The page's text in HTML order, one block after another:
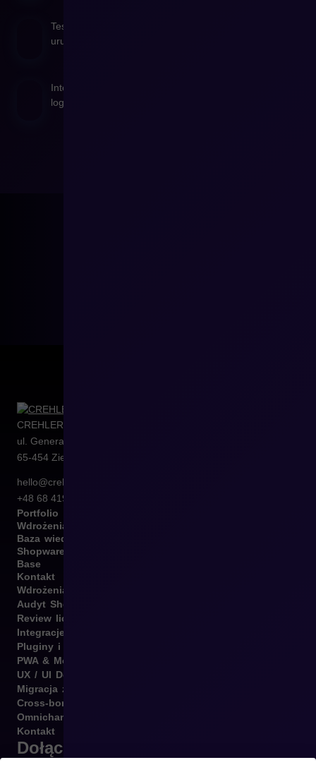
Testy ścieżek zakupowych i wsparcie przy
uruchomieniu
Integrację z lokalnymi marketplace’ami, systemami
logistycznymi i bramkami płatności
CREHLER Sp. z o.o.
ul. Generała Władysława Sikorskiego 4/120
65-454 Zielona Góra
hello@crehler.com
+48 68 419 94 50
Portfolio
Wdrożenia
Baza wiedzy
Shopware
Base
Kontakt
Wdrożenia B2B i B2C
Audyt Shopware
Review licencji Shopware
Integracje Shopware
Pluginy i template
PWA & Mobile
UX / UI Design
Migracja z różnych platform
Cross-border
Omnichannel
Kontakt
Dołącz do newslettera